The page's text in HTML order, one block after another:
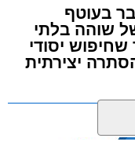
בעוטף
שוהה בלתי
יסודי
יצירתית